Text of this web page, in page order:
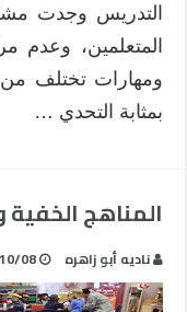
التدريس وجدت
المتعلمين، وعدم
ومهارات تختلف من
بمثابة التحدي …
المناهج الخفية
ناديه أبو زاهره 08